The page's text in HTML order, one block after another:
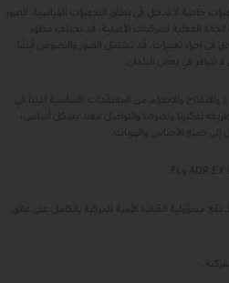
لا تدخل في نطاق التجهيزات القياسية. الصور
الفعلية للمركبات الأصلية. قد يختلف مظهر
إجراء تغييرات. قد تشتمل الصور والنصوص أيضًا
في بعض البلدان.
والاحترام من المعتقدات الأساسية لدينا في
جميع الأجناس والهويات.
القيادة الآمنة للمركبة بالكامل على عاتق